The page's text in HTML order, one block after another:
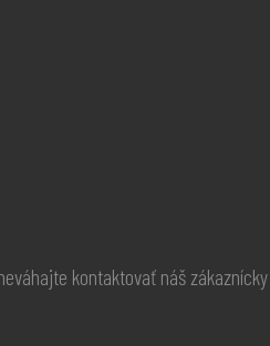
kontaktovať náš